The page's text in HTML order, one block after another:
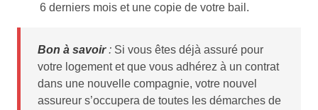
6 derniers mois et une copie de votre bail.
Bon à savoir: Si vous êtes déjà assuré pour
votre logement et que vous adhérez à un contrat
dans une nouvelle compagnie, votre nouvel
assureur s’occupera de toutes les démarches de